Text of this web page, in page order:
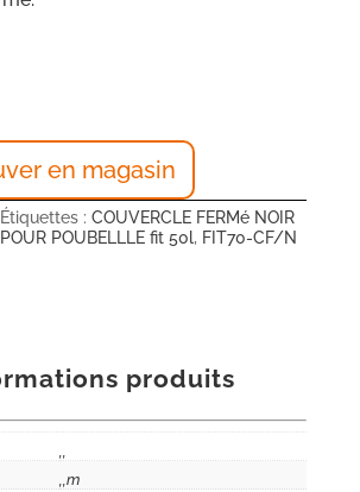
en magasin
Étiquettes : COUVERCLE FERMé NOIR
POUR POUBELLLE fit 50l, FIT70-CF/N
produits
,,m